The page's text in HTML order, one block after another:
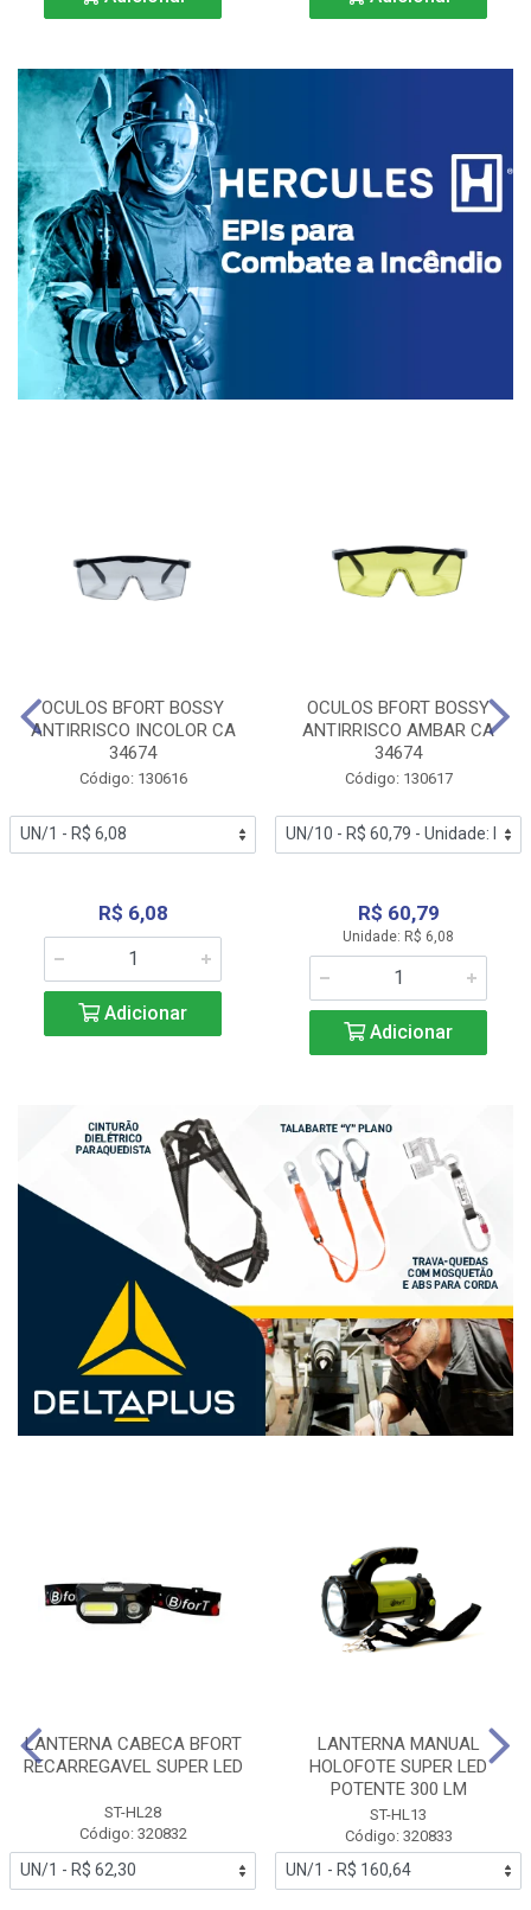
OCULOS BFORT BOSSY
ANTIRRISCO INCOLOR CA
34674
Código: 130616
R$ 6,08
Adicionar
OCULOS BFORT BOSSY
ANTIRRISCO AMBAR CA
34674
Código: 130617
R$ 60,79
Unidade: R$ 6,08
Adicionar
LANTERNA CABECA BFORT
RECARREGAVEL SUPER LED
ST-HL28
Código: 320832
LANTERNA MANUAL
HOLOFOTE SUPER LED
POTENTE 300 LM
ST-HL13
Código: 320833